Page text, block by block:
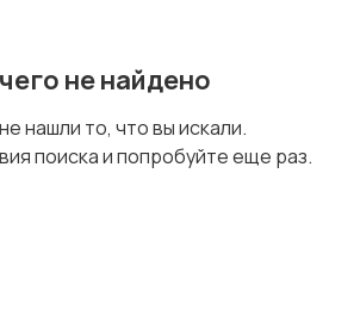
не найдено
нашли то, что вы искали.
поиска и попробуйте еще раз.